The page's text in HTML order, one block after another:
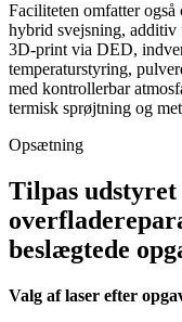
Faciliteten omfatter
hybrid svejsning, additiv
3D-print via DED,
temperaturstyring,
med kontrollerbar
termisk sprøjtning og
Opsætning
Tilpas
beslægtede
Valg af laser efter